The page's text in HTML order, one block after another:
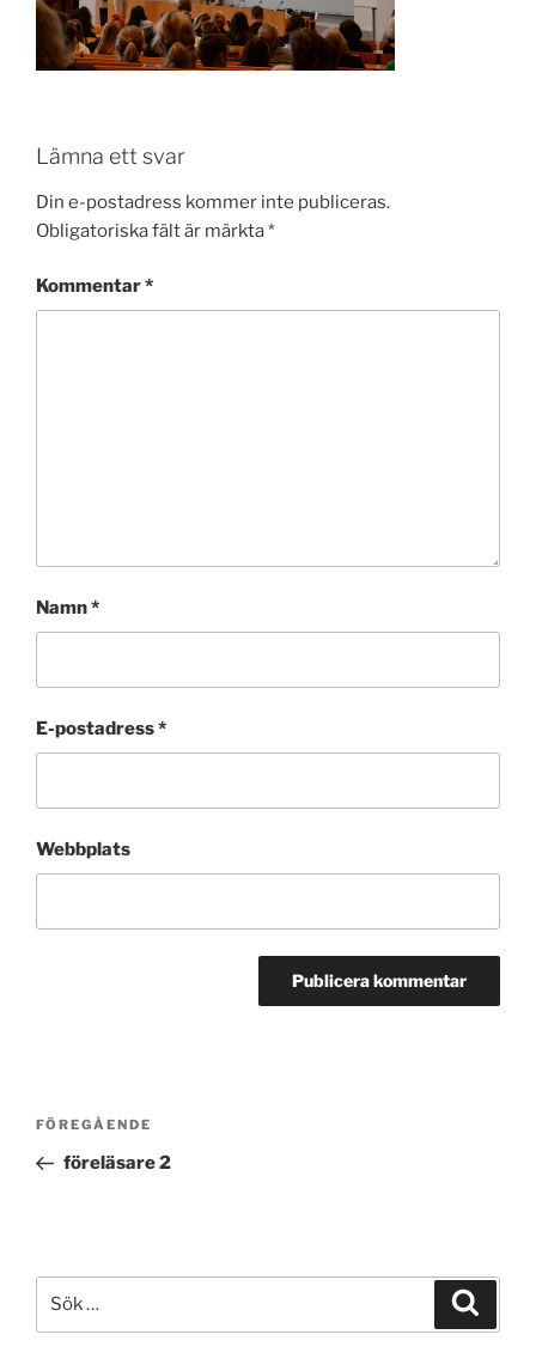
Lämna ett svar
Din e-postadress kommer inte publiceras.
Obligatoriska fält är märkta*
Kommentar*
Namn*
E-postadress*
Webbplats
Inläggsnavigering
Föregående
inlägg
FÖREGÅENDE
föreläsare 2
efter: